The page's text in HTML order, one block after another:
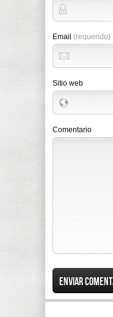
Email (requerido)
Sitio web
Comentario